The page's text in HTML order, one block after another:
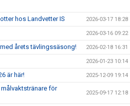
hos Landvetter IS 2026-03-17 18:28
2026-03-16 09:22
årets tävlingssäsong! 2026-02-18 16:31
2026-01-23 10:14
är här! 2025-12-09 19:14
för
2025-09-17 12:18